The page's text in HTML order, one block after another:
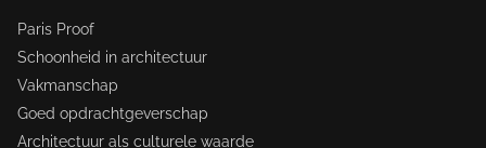
Paris Proof
Schoonheid in architectuur
Vakmanschap
Goed opdrachtgeverschap
Architectuur als culturele waarde